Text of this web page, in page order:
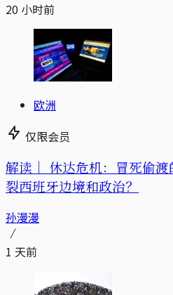
20 小时前
欧洲
仅限会员
解读｜ 休达危机：冒死偷
裂西班牙边境和政治？
孙漫漫
1 天前